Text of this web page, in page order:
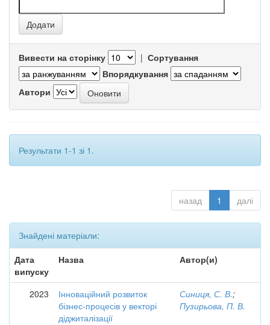
Вивести на сторінку | Сортування
Впорядкування
Автори
Результати 1-1 зі 1.
назад 1 далі
Знайдені матеріали:
Дата
випуску
Назва Автор(и)
2023
Інноваційний розвиток
бізнес-процесів у векторі
діджиталізації
Синиця, С. В.;
Пузирьова, П. В.